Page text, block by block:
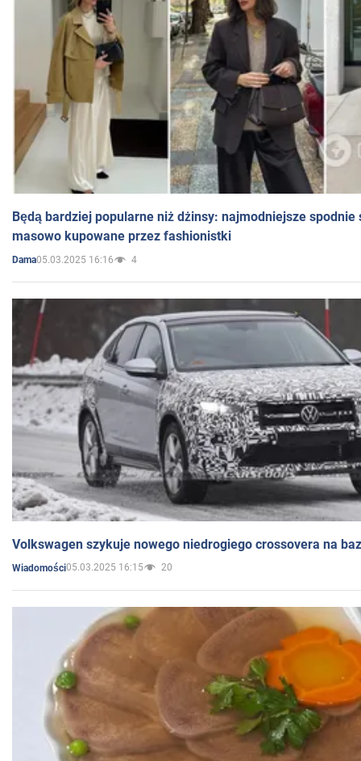
Będą bardziej popularne niż dżinsy: najmodniejsze spodnie
masowo kupowane przez fashionistki
Dama05.03.2025 16:16 4
Volkswagen szykuje nowego niedrogiego crossovera na
Wiadomości05.03.2025 16:15 20